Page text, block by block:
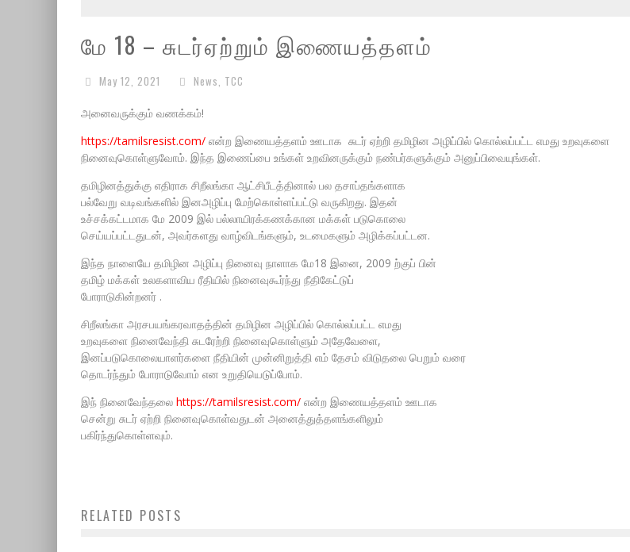
மே 18 – சுடர்ஏற்றும் இணையத்தளம்
May 12, 2021 News, TCC
அனைவருக்கும் வணக்கம்!
https://tamilsresist.com/ என்ற இணையத்தளம் ஊடாக சுடர் ஏற்றி தமிழின அழிப்பில் கொல்லப்பட்ட எமது உறவுகளை
நினைவுகொள்ளுவோம். இந்த இணைப்பை உங்கள் உறவினருக்கும் நண்பர்களுக்கும் அனுப்பிவையுங்கள்.
தமிழினத்துக்கு எதிராக சிறீலங்கா ஆட்சிபீடத்தினால் பல தசாப்தங்களாக
பல்வேறு வடிவங்களில் இனஅழிப்பு மேற்கொள்ளப்பட்டு வருகிறது. இதன்
உச்சக்கட்டமாக மே 2009 இல் பல்லாயிரக்கணக்கான மக்கள் படுகொலை
செய்யப்பட்டதுடன், அவர்களது வாழ்விடங்களும், உடமைகளும் அழிக்கப்பட்டன.
இந்த நாளையே தமிழின அழிப்பு நினைவு நாளாக மே18 இனை, 2009 ற்குப் பின்
தமிழ் மக்கள் உலகளாவிய ரீதியில் நினைவுகூர்ந்து நீதிகேட்டுப்
போராடுகின்றனர் .
சிறீலங்கா அரசபயங்கரவாதத்தின் தமிழின அழிப்பில் கொல்லப்பட்ட எமது
உறவுகளை நினைவேந்தி சுடரேற்றி நினைவுகொள்ளும் அதேவேளை,
இனப்படுகொலையாளர்களை நீதியின் முன்னிறுத்தி எம் தேசம் விடுதலை பெறும் வரை
தொடர்ந்தும் போராடுவோம் என உறுதியெடுப்போம்.
இந் நினைவேந்தலை https://tamilsresist.com/ என்ற இணையத்தளம் ஊடாக
சென்று சுடர் ஏற்றி நினைவுகொள்வதுடன் அனைத்துத்தளங்களிலும்
பகிர்ந்துகொள்ளவும்.
RELATED POSTS
கரும்புலிகள் நாள் ஜூலை 5, 2026